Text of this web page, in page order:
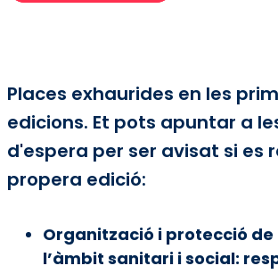
Places exhaurides en les
edicions. Et pots apuntar a
d'espera per ser avisat si es
propera edició:
Organització i protecció de
l’àmbit sanitari i social: